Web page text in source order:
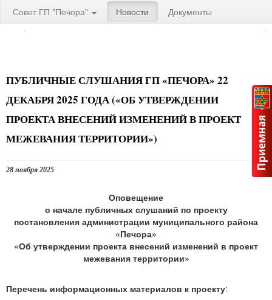
Совет ГП "Печора" Новости Документы
ПУБЛИЧНЫЕ СЛУШАНИЯ ГП «ПЕЧОРА» 22
ДЕКАБРЯ 2025 ГОДА («ОБ УТВЕРЖДЕНИИ
ПРОЕКТА ВНЕСЕНИЙ ИЗМЕНЕНИЙ В ПРОЕКТ
МЕЖЕВАНИЯ ТЕРРИТОРИИ»)
28 ноября 2025
Оповещение
о начале публичных слушаний по проекту
постановления администрации муниципального района
«Печора»
«Об утверждении проекта внесений изменений в проект
межевания территории»
Перечень информационных материалов к проекту: